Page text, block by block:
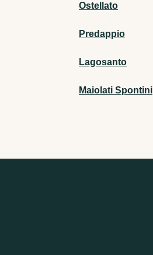
Ostellato
Predappio
Lagosanto
Maiolati Spontini